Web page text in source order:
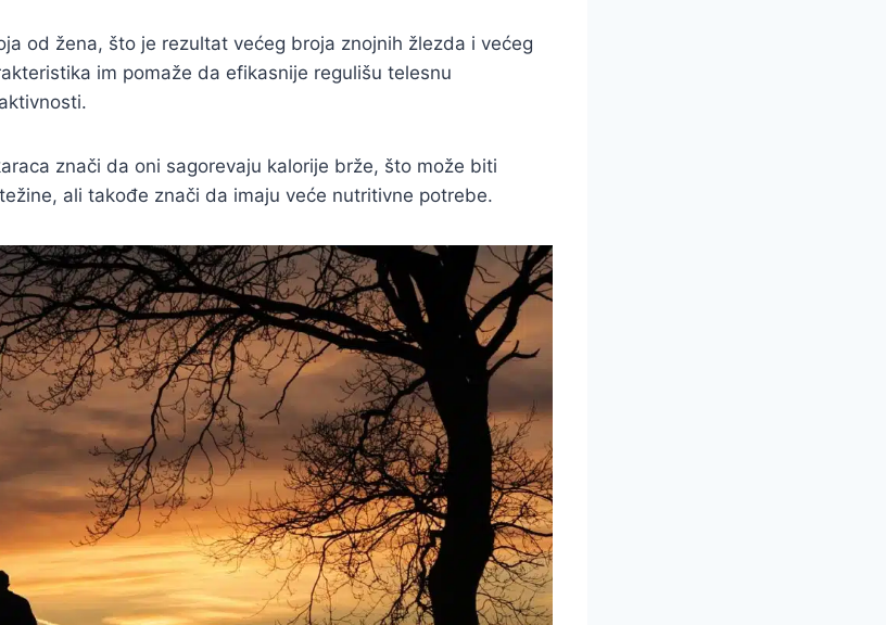
od žena, što je rezultat većeg broja znojnih žlezda i većeg
im pomaže da efikasnije regulišu telesnu
znači da oni sagorevaju kalorije brže, što može biti
ali takođe znači da imaju veće nutritivne potrebe.